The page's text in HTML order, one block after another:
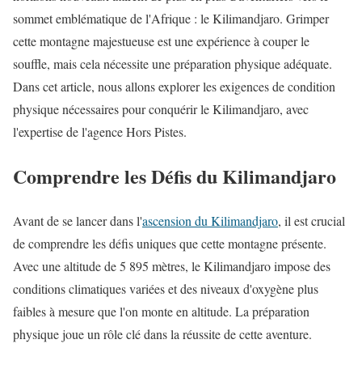
sommet emblématique de l'Afrique : le Kilimandjaro. Grimper
cette montagne majestueuse est une expérience à couper le
souffle, mais cela nécessite une préparation physique adéquate.
Dans cet article, nous allons explorer les exigences de condition
physique nécessaires pour conquérir le Kilimandjaro, avec
l'expertise de l'agence Hors Pistes.
Comprendre les Défis du Kilimandjaro
Avant de se lancer dans l'ascension du Kilimandjaro, il est crucial
de comprendre les défis uniques que cette montagne présente.
Avec une altitude de 5 895 mètres, le Kilimandjaro impose des
conditions climatiques variées et des niveaux d'oxygène plus
faibles à mesure que l'on monte en altitude. La préparation
physique joue un rôle clé dans la réussite de cette aventure.